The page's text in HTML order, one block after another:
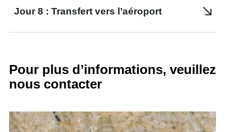
Jour 8 : Transfert vers l’aéroport
Pour plus d’informations, veuillez
nous contacter